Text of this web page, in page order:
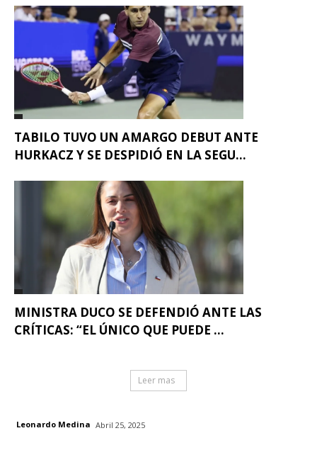
TABILO TUVO UN AMARGO DEBUT ANTE
HURKACZ Y SE DESPIDIÓ EN LA SEGU...
MINISTRA DUCO SE DEFENDIÓ ANTE LAS
CRÍTICAS: “EL ÚNICO QUE PUEDE ...
Leer mas
Leonardo Medina Abril 25, 2025